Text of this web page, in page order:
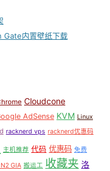
Gate内置壁纸下载
Cloudcone
AdSense KVM Linux
racknerd vps racknerd优惠码
主机推荐 代码 优惠码 免费
GIA 搬运工 收藏夹 洛